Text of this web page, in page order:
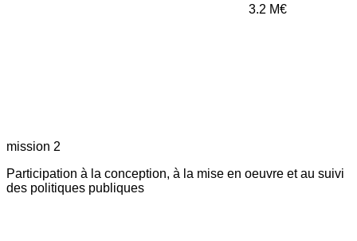
3.2 M€
mission 2
Participation à la conception, à la mise en oeuvre et au suivi
des politiques publiques